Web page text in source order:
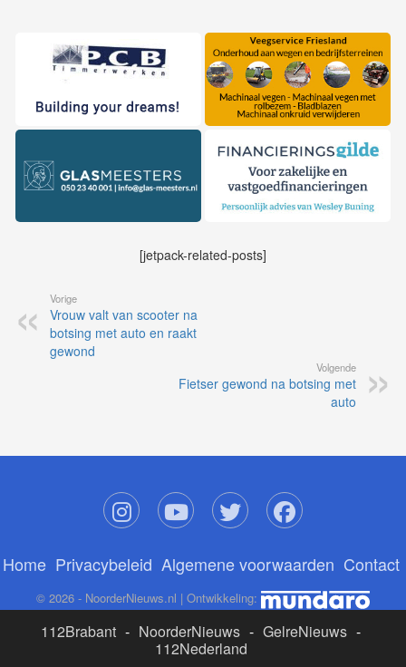
[jetpack-related-posts]
Vorige
Vrouw valt van scooter na
botsing met auto en raakt
gewond
Volgende
Fietser gewond na botsing met
auto
Home Privacybeleid Algemene voorwaarden Contact
© 2026 - NoorderNieuws.nl | Ontwikkeling:
112Brabant - NoorderNieuws - GelreNieuws -
112Nederland